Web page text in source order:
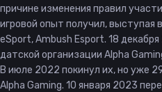
причине изменения правил
игровой опыт получил, выступая
eSport, Ambush Esport. 18
датской организации Alpha
В июле 2022 покинул их, но уже
Alpha Gaming. 10 января 2023